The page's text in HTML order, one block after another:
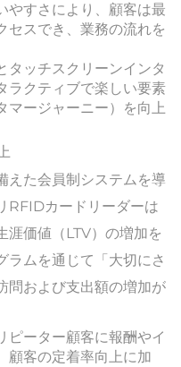
やすさにより、顧客は最
セスでき、業務の流れを
タッチスクリーンインタ
ラクティブで楽しい要素
マージャーニー）を向上
えた会員制システムを導
RFIDカードリーダーは
涯価値（LTV）の増加を
ラムを通じて「大切にさ
問および支出額の増加が
ピーター顧客に報酬やイ
顧客の定着率向上に加